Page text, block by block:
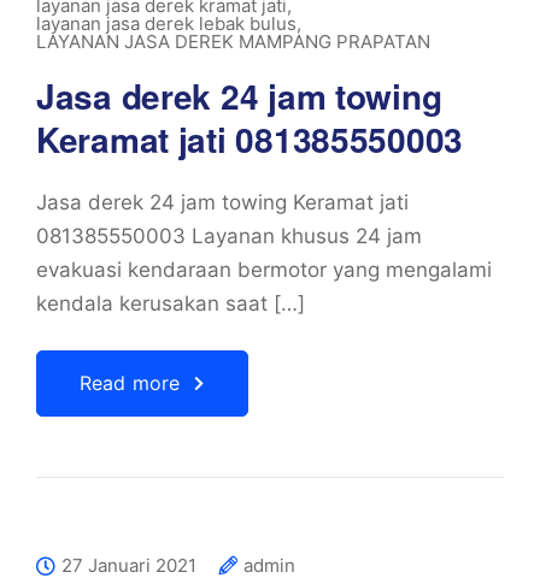
layanan jasa derek kramat jati,
layanan jasa derek lebak bulus,
LAYANAN JASA DEREK MAMPANG PRAPATAN
Jasa derek 24 jam towing
Keramat jati 081385550003
Jasa derek 24 jam towing Keramat jati
081385550003 Layanan khusus 24 jam
evakuasi kendaraan bermotor yang mengalami
kendala kerusakan saat […]
Read more
27 Januari 2021
admin